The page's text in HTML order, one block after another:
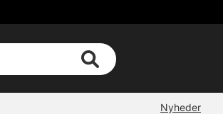
Nyheder